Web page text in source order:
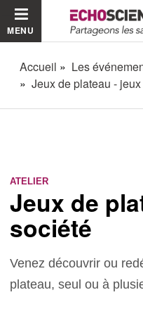
MENU
Accueil
Les
Jeux de plateau -
ATELIER
Jeux de
société
Venez découvrir ou
plateau, seul ou à